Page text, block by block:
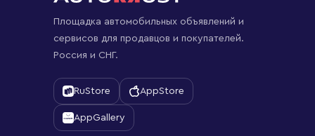
Площадка автомобильных объявлений и
сервисов для продавцов и покупателей.
Россия и СНГ.
RuStore AppStore
AppGallery